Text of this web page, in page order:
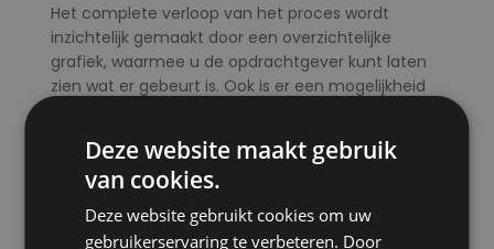
Het complete verloop van het proces wordt
inzichtelijk gemaakt door een overzichtelijke
grafiek, waarmee u de opdrachtgever kunt laten
zien wat er gebeurt is. Ook is er een mogelijkheid
grafieken kan inzien.
meeste diesel gestookte kachels van Thermobile
Deze website maakt gebruik
van cookies.
Deze website gebruikt cookies om uw
gebruikerservaring te verbeteren. Door